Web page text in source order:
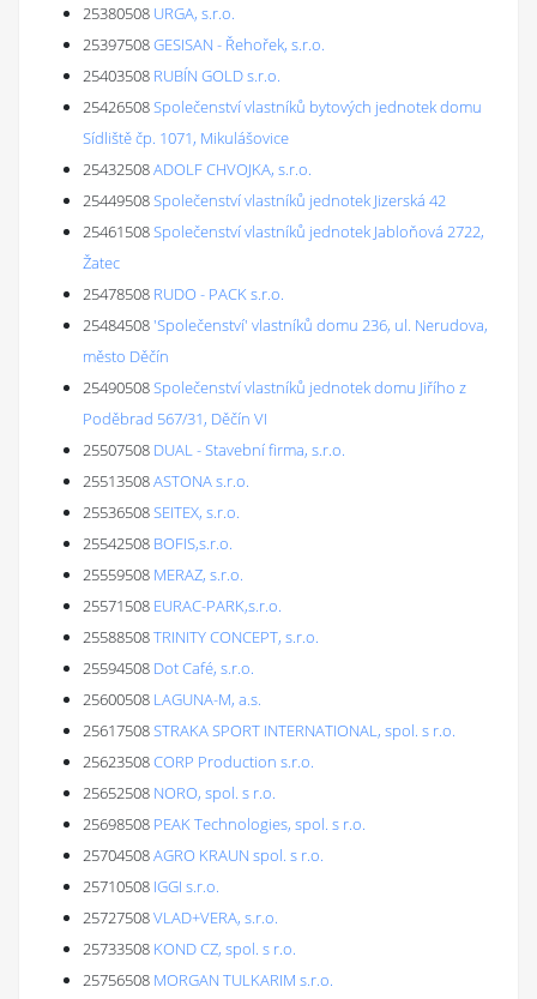
25380508 URGA, s.r.o.
25397508GESISAN - Řehořek, s.r.o.
25403508 RUBÍN GOLD s.r.o.
25426508Společenství vlastníků bytových jednotek domu
Sídliště čp. 1071, Mikulášovice
25432508ADOLF CHVOJKA, s.r.o.
25449508Společenství vlastníků jednotek Jizerská 42
25461508Společenství vlastníků jednotek Jabloňová 2722,
Žatec
25478508 RUDO - PACK s.r.o.
25484508'Společenství' vlastníků domu 236, ul. Nerudova,
město Děčín
25490508Společenství vlastníků jednotek domu Jiřího z
Poděbrad 567/31, Děčín VI
25507508 DUAL - Stavební firma, s.r.o.
25513508ASTONA s.r.o.
25536508SEITEX, s.r.o.
25542508 BOFIS,s.r.o.
25559508 MERAZ, s.r.o.
25571508 EURAC-PARK,s.r.o.
25588508TRINITY CONCEPT, s.r.o.
25594508 Dot Café, s.r.o.
25600508 LAGUNA-M, a.s.
25617508STRAKA SPORT INTERNATIONAL, spol. s r.o.
25623508CORP Production s.r.o.
25652508 NORO, spol. s r.o.
25698508 PEAK Technologies, spol. s r.o.
25704508AGRO KRAUN spol. s r.o.
25710508 IGGI s.r.o.
25727508VLAD+VERA, s.r.o.
25733508 KOND CZ, spol. s r.o.
25756508 MORGAN TULKARIM s.r.o.